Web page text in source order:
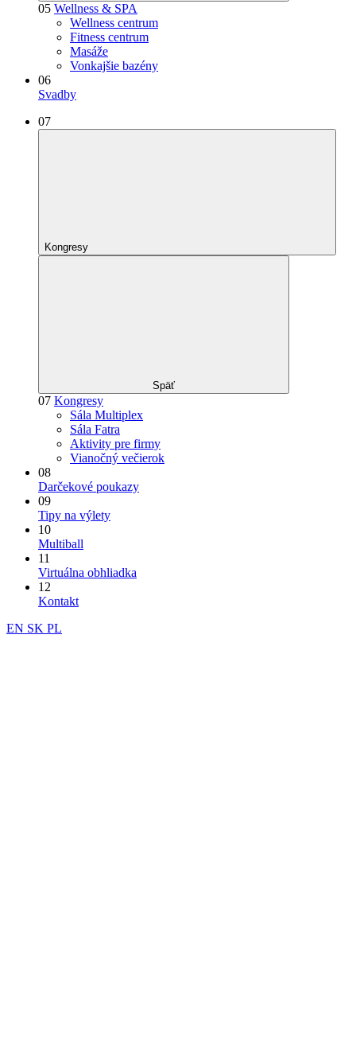
05 Wellness & SPA
Wellness centrum
Fitness centrum
Masáže
Vonkajšie bazény
06
Svadby
07
Kongresy
Späť
07 Kongresy
Sála Multiplex
Sála Fatra
Aktivity pre firmy
Vianočný večierok
08
Darčekové poukazy
09
Tipy na výlety
10
Multiball
11
Virtuálna obhliadka
12
Kontakt
EN SK PL